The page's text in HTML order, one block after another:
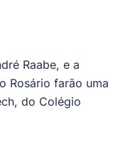
Raabe, e a
Rosário farão uma
do Colégio